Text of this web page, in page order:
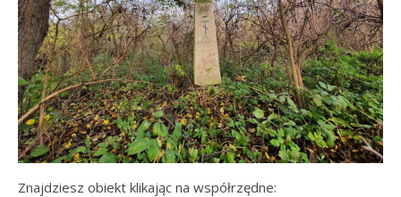
Znajdziesz obiekt klikając na współrzędne: